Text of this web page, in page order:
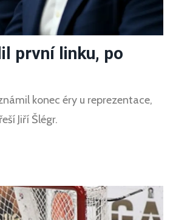
první linku, po
konec éry u reprezentace,
Jiří Šlégr.